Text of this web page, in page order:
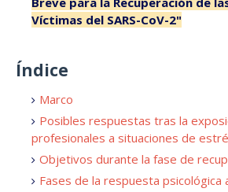
Víctimas del SARS-CoV-2"
Índice
Marco
Posibles respuestas tras la
profesionales a situaciones de
Objetivos durante la fase de
Fases de la respuesta psicológica